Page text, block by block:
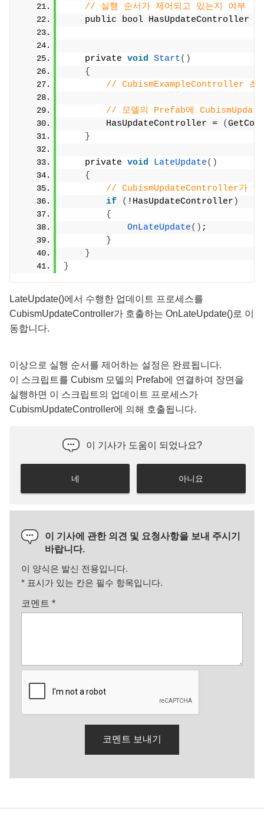
// 실행 순서가 제어되고 있는지 여부
    public bool HasUpdateController
    private
void Start()
{
// CubismExampleController 초
// 모델의 Prefab에
        HasUpdateController =
(
}
    private
void LateUpdate()
{
// CubismUpdateController가 연
if
( !HasUpdateController )
{
OnLateUpdate() ;
}
}
}
LateUpdate()에서 수행한 업데이트 프로세스를
CubismUpdateController가 호출하는 OnLateUpdate()로 이
동합니다.
이상으로 실행 순서를 제어하는 설정은 완료됩니다.
이 스크립트를 Cubism 모델의 Prefab에 연결하여 장면을
실행하면 이 스크립트의 업데이트 프로세스가
CubismUpdateController에 의해 호출됩니다.
이 기사가 도움이 되었나요?
네 아니요
이 기사에 관한 의견 및 요청사항을 보내 주시기
바랍니다.
이 양식은 발신 전용입니다.
* 표시가 있는 칸은 필수 항목입니다.
코멘트 *